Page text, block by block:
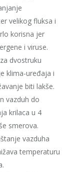
velikog fluksa i
korisna jer
i viruse.
dvostruku
klima-uređaja i
biti lakše.
vazduh do
krilaca u 4
smerova.
vazduha
temperaturu